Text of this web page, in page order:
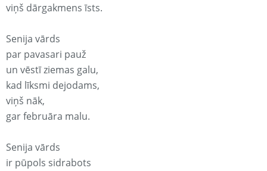
viņš dārgakmens īsts.
Senija vārds
par pavasari pauž
un vēstī ziemas galu,
kad līksmi dejodams,
viņš nāk,
gar februāra malu.
Senija vārds
ir pūpols sidrabots